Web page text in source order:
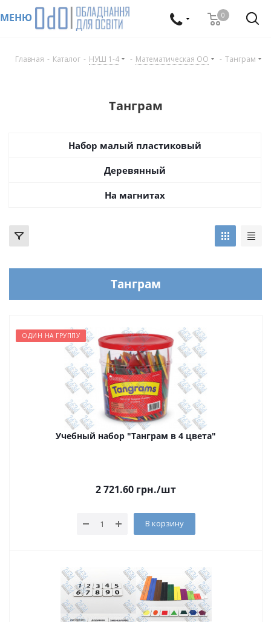
МЕНЮ 0
Главная - Каталог - НУШ 1-4 - Математическая ОО - Танграм
Танграм
Набор малый пластиковый
Деревянный
На магнитах
Танграм
ОДИН НА ГРУППУ
Учебный набор "Танграм в 4 цвета"
2 721.60 грн./шт
В корзину